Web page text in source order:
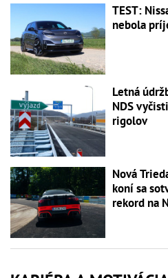
TEST:
nebola
Letná
NDS
rigolov
Nová
koní sa
rekord na